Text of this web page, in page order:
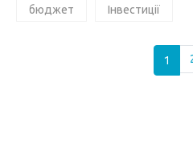
бюджет Інвестиції
1